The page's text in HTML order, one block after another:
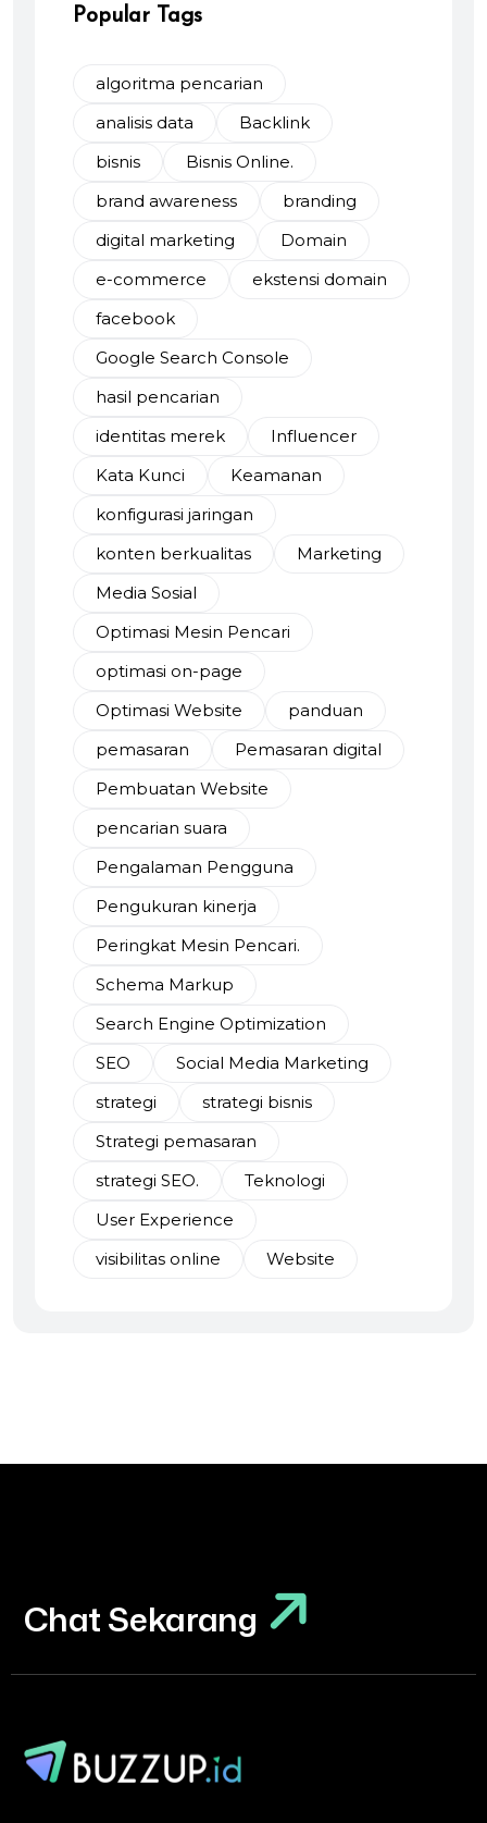
Popular Tags
algoritma pencarian
analisis data
Backlink
bisnis
Bisnis Online.
brand awareness
branding
digital marketing
Domain
e-commerce
ekstensi domain
facebook
Google Search Console
hasil pencarian
identitas merek
Influencer
Kata Kunci
Keamanan
konfigurasi jaringan
konten berkualitas
Marketing
Media Sosial
Optimasi Mesin Pencari
optimasi on-page
Optimasi Website
panduan
pemasaran
Pemasaran digital
Pembuatan Website
pencarian suara
Pengalaman Pengguna
Pengukuran kinerja
Peringkat Mesin Pencari.
Schema Markup
Search Engine Optimization
SEO
Social Media Marketing
strategi
strategi bisnis
Strategi pemasaran
strategi SEO.
Teknologi
User Experience
visibilitas online
Website
Chat Sekarang
Chat Sekarang